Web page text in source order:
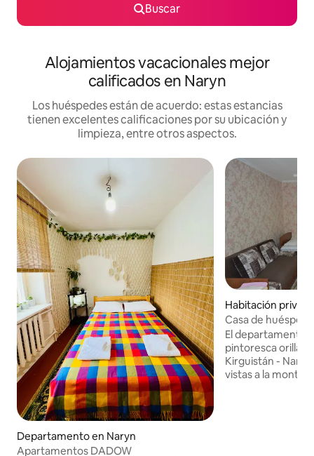
Buscar
Alojamientos vacacionales mejor
calificados en Naryn
Los huéspedes están de acuerdo: estas estancias
tienen excelentes calificaciones por su ubicación y
limpieza, entre otros aspectos.
Departamento en Naryn
Apartamentos DADOW
Habitación
Casa de
El departamento
pintoresca orilla
Kirguistán -
vistas a la montaña. Hay